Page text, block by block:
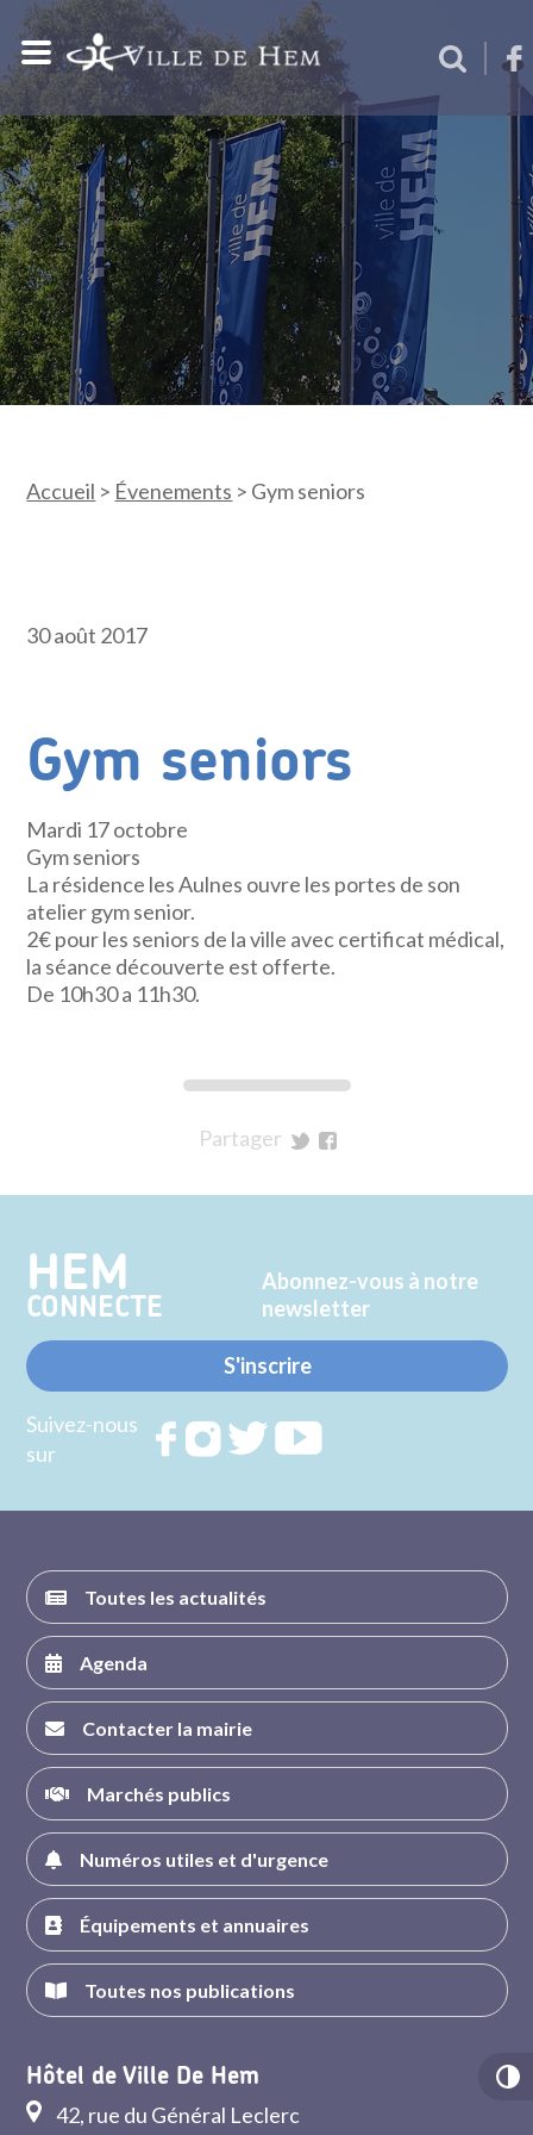
Accueil > Évenements > Gym seniors
30 août 2017
Gym seniors
Mardi 17 octobre
Gym seniors
La résidence les Aulnes ouvre les portes de son
atelier gym senior.
2€ pour les seniors de la ville avec certificat médical,
la séance découverte est offerte.
De 10h30 a 11h30.
Partager
Twitter
Facebook
HEM
CONNECTE
Abonnez-vous à notre
newsletter
S'inscrire
Suivez-nous
sur
RejoignezRejoignezRejoignez
Toutes les actualités
Agenda
Contacter la mairie
Marchés publics
Numéros utiles et d'urgence
Équipements et annuaires
Toutes nos publications
Hôtel de Ville De Hem
42, rue du Général Leclerc